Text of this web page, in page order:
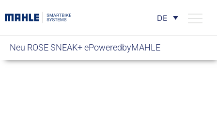
DE
Neu ROSE SNEAK+ ePoweredbyMAHLE